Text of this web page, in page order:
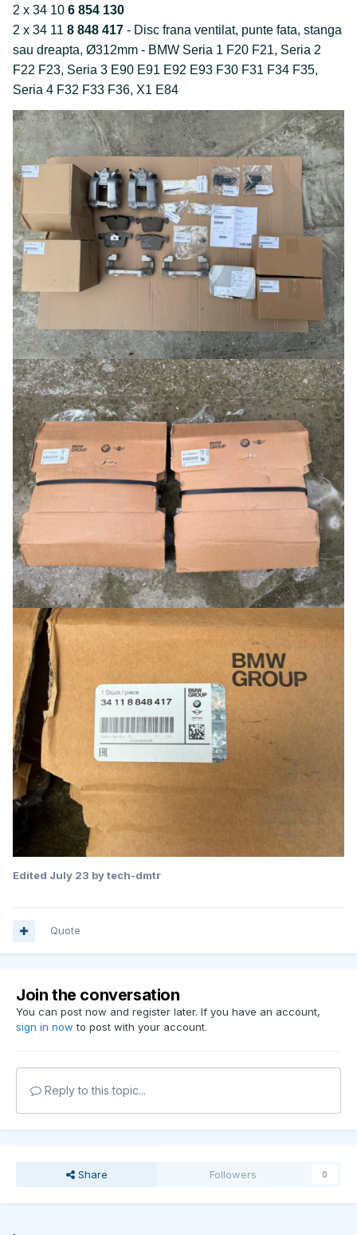
2 x 34 10 6 854 130
2 x 34 11 8 848 417 - Disc frana ventilat, punte fata, stanga
sau dreapta, Ø312mm - BMW Seria 1 F20 F21, Seria 2
F22 F23, Seria 3 E90 E91 E92 E93 F30 F31 F34 F35,
Seria 4 F32 F33 F36, X1 E84
Edited July 23 by tech-dmtr
Quote
Join the conversation
You can post now and register later. If you have an account,
sign in now to post with your account.
Reply to this topic...
Share Followers 0